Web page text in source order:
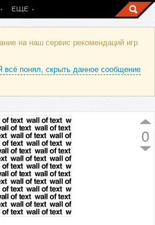
ЕЩЕ
на наш сервис рекомендаций игр
всё понял, скрыть данное сообщение
0